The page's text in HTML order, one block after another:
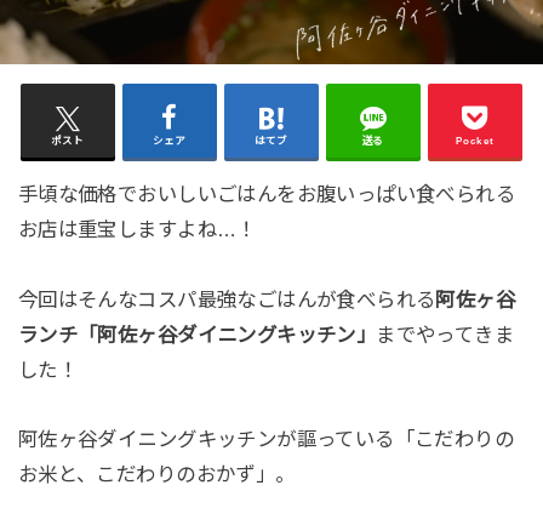
ポスト シェア はてブ 送る Pocket
手頃な価格でおいしいごはんをお腹いっぱい食べられる
お店は重宝しますよね…！
今回はそんなコスパ最強なごはんが食べられる 阿佐ヶ谷
ランチ「阿佐ヶ谷ダイニングキッチン」
までやってきま
した！
阿佐ヶ谷ダイニングキッチンが謳っている「こだわりの
お米と、こだわりのおかず」。